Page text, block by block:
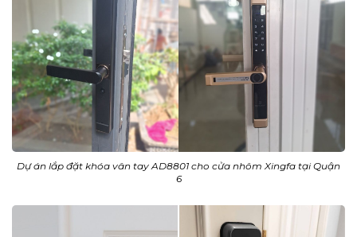
Dự án lắp đặt khóa vân tay AD8801 cho cửa nhôm Xingfa tại Quận
6